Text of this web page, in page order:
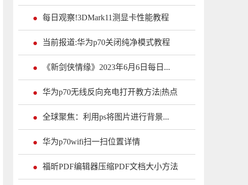
每日观察!3DMark11测显卡性能教程
当前报道:华为p70关闭纯净模式教程
《新剑侠情缘》2023年6月6日每日...
华为p70无线反向充电打开教方法|热点
全球聚焦：利用ps将图片进行背景...
华为p70wifi扫一扫位置详情
福昕PDF编辑器压缩PDF文档大小方法